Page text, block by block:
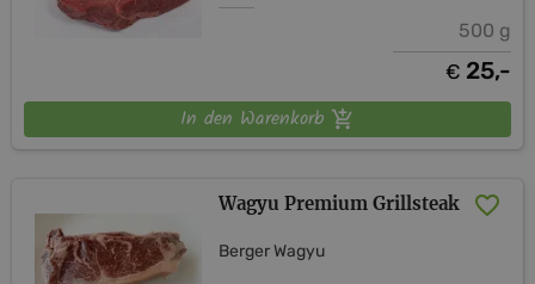
500 g
€ 25,-
In den Warenkorb
Wagyu Premium Grillsteak
Berger Wagyu